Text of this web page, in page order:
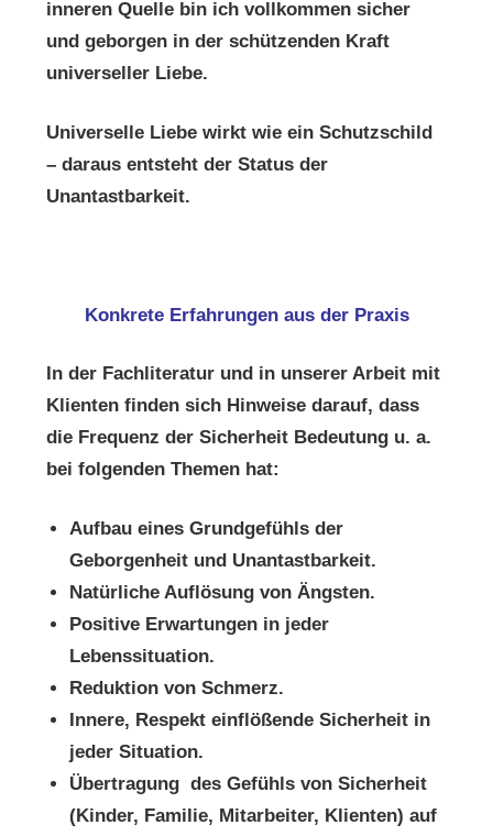
inneren Quelle bin ich vollkommen sicher
und geborgen in der schützenden Kraft
universeller Liebe.
Universelle Liebe wirkt wie ein Schutzschild
– daraus entsteht der Status der
Unantastbarkeit.
Konkrete Erfahrungen aus der Praxis
In der Fachliteratur und in unserer Arbeit mit
Klienten finden sich Hinweise darauf, dass
die Frequenz der Sicherheit Bedeutung u. a.
bei folgenden Themen hat:
Aufbau eines Grundgefühls der
Geborgenheit und Unantastbarkeit.
Natürliche Auflösung von Ängsten.
Positive Erwartungen in jeder
Lebenssituation.
Reduktion von Schmerz.
Innere, Respekt einflößende Sicherheit in
jeder Situation.
Übertragung des Gefühls von Sicherheit
(Kinder, Familie, Mitarbeiter, Klienten) auf